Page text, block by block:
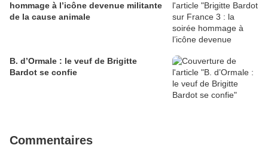
hommage à l’icône devenue militante
de la cause animale
B. d’Ormale : le veuf de Brigitte
Bardot se confie
Commentaires